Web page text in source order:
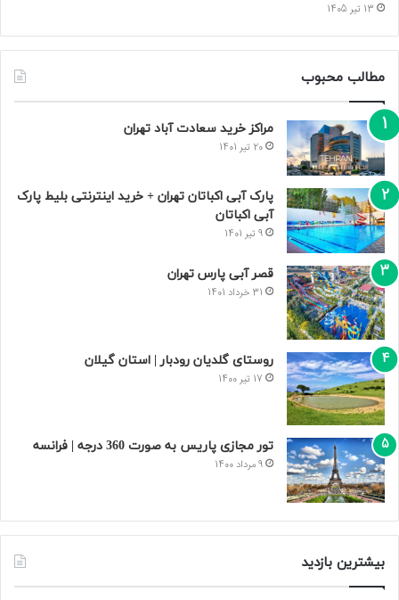
13 تیر 1405
مطالب محبوب
مراکز خرید سعادت‌ آباد تهران
20 تیر 1401
پارک آبی اکباتان تهران + خرید اینترنتی بلیط پارک
آبی اکباتان
9 تیر 1401
قصر آبی پارس تهران
31 خرداد 1401
روستای گلدیان رودبار | استان گیلان
17 تیر 1400
تور مجازی پاریس به صورت 360 درجه | فرانسه
9 مرداد 1400
بیشترین بازدید